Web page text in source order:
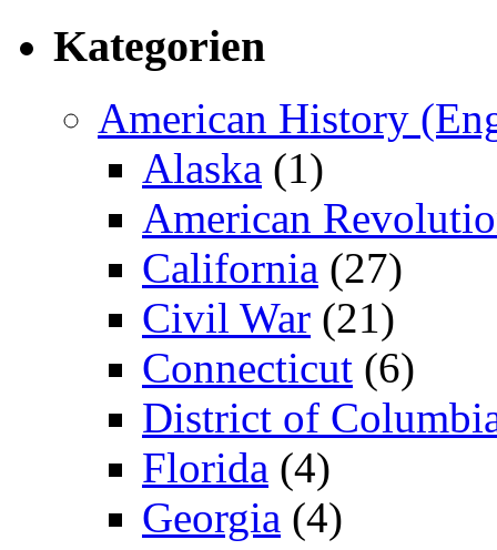
Kategorien
American History
Alaska (1)
American
California (27)
Civil War (21)
Connecticut (6)
District of
Florida (4)
Georgia (4)